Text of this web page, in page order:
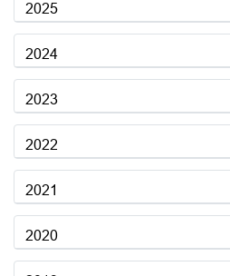
2025
2024
2023
2022
2021
2020